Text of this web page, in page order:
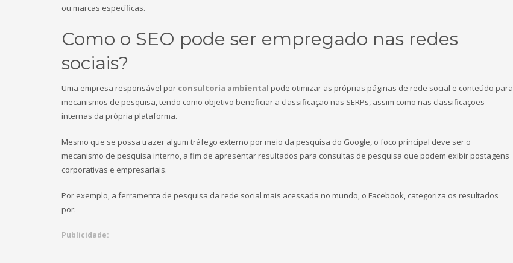
ou marcas específicas.
Como o SEO pode ser empregado nas redes
sociais?
Uma empresa responsável por consultoria ambiental pode otimizar as próprias páginas de rede social e conteúdo para
mecanismos de pesquisa, tendo como objetivo beneficiar a classificação nas SERPs, assim como nas classificações
internas da própria plataforma.
Mesmo que se possa trazer algum tráfego externo por meio da pesquisa do Google, o foco principal deve ser o
mecanismo de pesquisa interno, a fim de apresentar resultados para consultas de pesquisa que podem exibir postagens
corporativas e empresariais.
Por exemplo, a ferramenta de pesquisa da rede social mais acessada no mundo, o Facebook, categoriza os resultados
por:
Publicidade: